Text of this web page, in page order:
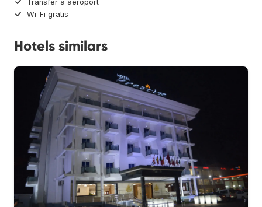
Transfer a aeroport
Wi-Fi gratis
Hotels similars